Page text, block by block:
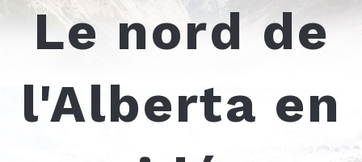
Le nord de
l'Alberta en